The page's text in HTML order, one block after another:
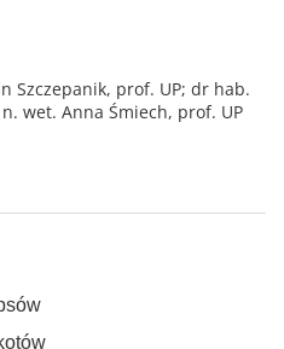
Szczepanik, prof. UP; dr hab.
wet. Anna Śmiech, prof. UP